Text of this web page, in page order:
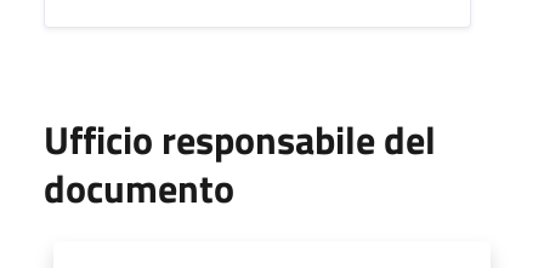
Ufficio responsabile del
documento